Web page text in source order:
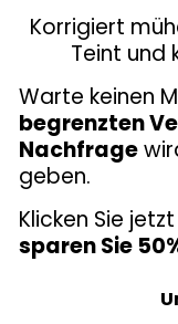
Korrigiert
Teint und
Warte keinen
begrenzten
Nachfrage
geben.
Klicken Sie
sparen Sie